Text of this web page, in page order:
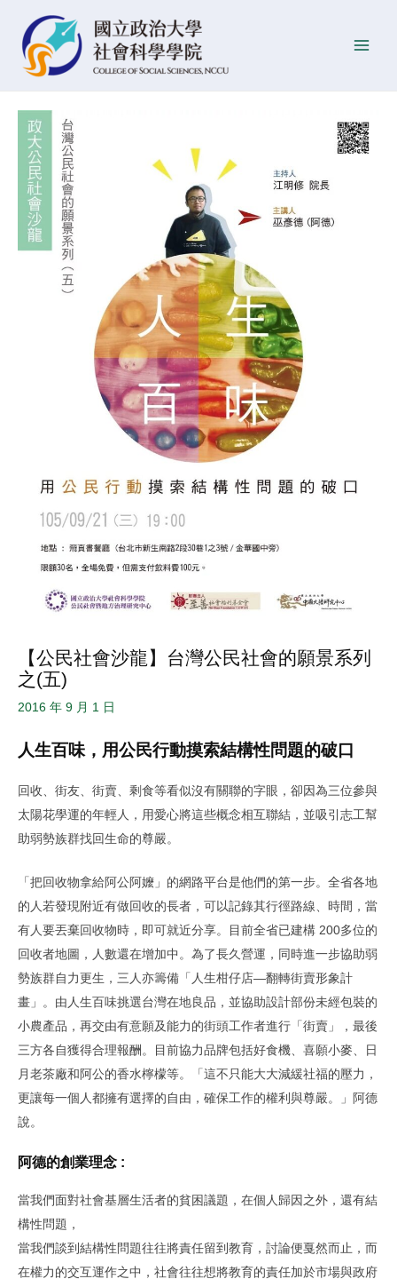
【公民社會沙龍】台灣公民社會的願景系列
之(五)
2016 年 9 月 1 日
人生百味，用公民行動摸索結構性問題的破口
回收、街友、街賣、剩食等看似沒有關聯的字眼，卻因為三位參與
太陽花學運的年輕人，用愛心將這些概念相互聯結，並吸引志工幫
助弱勢族群找回生命的尊嚴。
「把回收物拿給阿公阿嬤」的網路平台是他們的第一步。全省各地
的人若發現附近有做回收的長者，可以記錄其行徑路線、時間，當
有人要丟棄回收物時，即可就近分享。目前全省已建構 200多位的
回收者地圖，人數還在增加中。為了長久營運，同時進一步協助弱
勢族群自力更生，三人亦籌備「人生柑仔店—翻轉街賣形象計
畫」。由人生百味挑選台灣在地良品，並協助設計部份未經包裝的
小農產品，再交由有意願及能力的街頭工作者進行「街賣」，最後
三方各自獲得合理報酬。目前協力品牌包括好食機、喜願小麥、日
月老茶廠和阿公的香水檸檬等。「這不只能大大減緩社福的壓力，
更讓每一個人都擁有選擇的自由，確保工作的權利與尊嚴。」阿德
說。
阿德的創業理念 :
當我們面對社會基層生活者的貧困議題，在個人歸因之外，還有結
構性問題，
當我們談到結構性問題往往將責任留到教育，討論便戛然而止，而
在權力的交互運作之中，社會往往想將教育的責任加於市場與政府
navigation
佈
日